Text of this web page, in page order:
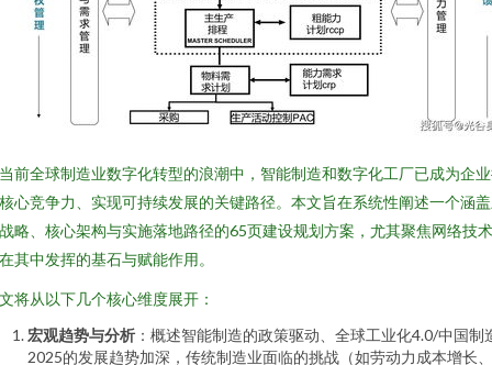
前全球制造业数字化转型的浪潮中，智能制造和数字化工厂已成为企
心竞争力、实现可持续发展的关键路径。本文旨在系统性阐述一个涵
略、核心架构与实施落地路径的65页建设规划方案，尤其聚焦网络技
其中发挥的基石与赋能作用。
将从以下几个核心维度展开：
宏观趋势与分析 ：概述智能制造的政策驱动、全球工业化4.0/中国制
2025的发展趋势加深，传统制造业面临的挑战（如劳动力成本增长